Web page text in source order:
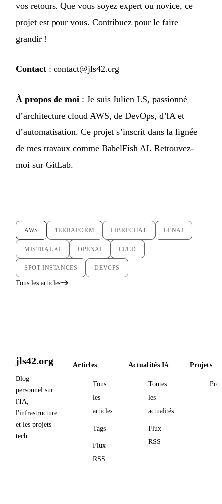
vos retours. Que vous soyez expert ou novice, ce
projet est pour vous. Contribuez pour le faire
grandir !
Contact : contact@jls42.org
À propos de moi : Je suis Julien LS, passionné
d’architecture cloud AWS, de DevOps, d’IA et
d’automatisation. Ce projet s’inscrit dans la lignée
de mes travaux comme BabelFish AI. Retrouvez-
moi sur GitLab.
AWS TERRAFORM LIBRECHAT GENAI
MISTRAL AI OPENAI CI/CD
SPOT INSTANCES DEVOPS
Tous les articles
jls42.org
Blog
personnel sur
l'IA,
l'infrastructure
et les projets
tech
Articles
Tous
les
articles
Tags
Flux
RSS
Actualités IA
Toutes
les
actualités
Flux
RSS
Projets